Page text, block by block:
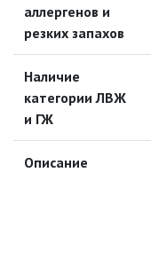
аллергенов и
резких запахов
Наличие
категории ЛВЖ
и ГЖ
Описание